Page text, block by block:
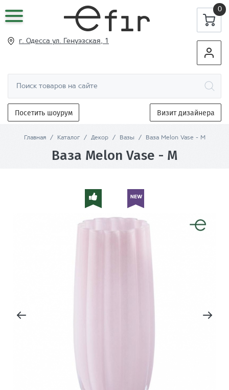
0
г. Одесса ул. Генуэзская, 1
Посетить шоурум Визит дизайнера
Главная / Каталог / Декор / Вазы / Ваза Melon Vase - M
Ваза Melon Vase - M